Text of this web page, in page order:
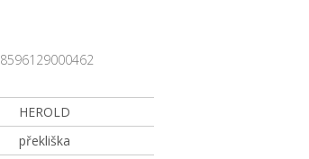
8596129000462
HEROLD
překliška